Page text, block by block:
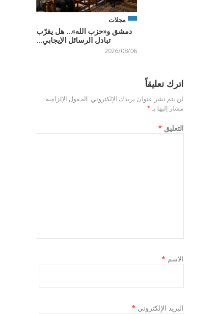
مجلات
دمشق و«حزب الله»… هل يقرّب
تبادل الرسائل الإيجابي...
2026/08/06
اترك تعليقاً
لن يتم نشر عنوان بريدك الإلكتروني. الحقول الإلزامية
مشار إليها بـ*
التعليق *
الاسم *
البريد الإلكتروني *